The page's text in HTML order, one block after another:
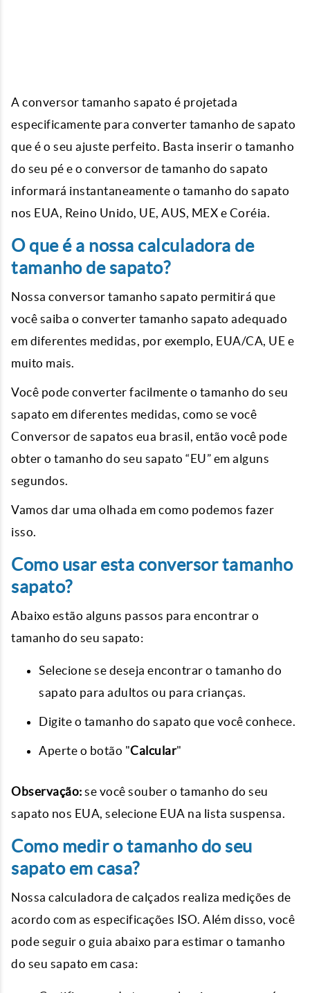
A conversor tamanho sapato é projetada
especificamente para converter tamanho de sapato
que é o seu ajuste perfeito. Basta inserir o tamanho
do seu pé e o conversor de tamanho do sapato
informará instantaneamente o tamanho do sapato
nos EUA, Reino Unido, UE, AUS, MEX e Coréia.
O que é a nossa calculadora de
tamanho de sapato?
Nossa conversor tamanho sapato permitirá que
você saiba o converter tamanho sapato adequado
em diferentes medidas, por exemplo, EUA/CA, UE e
muito mais.
Você pode converter facilmente o tamanho do seu
sapato em diferentes medidas, como se você
Conversor de sapatos eua brasil, então você pode
obter o tamanho do seu sapato “EU” em alguns
segundos.
Vamos dar uma olhada em como podemos fazer
isso.
Como usar esta conversor tamanho
sapato?
Abaixo estão alguns passos para encontrar o
tamanho do seu sapato:
Selecione se deseja encontrar o tamanho do
sapato para adultos ou para crianças.
Digite o tamanho do sapato que você conhece.
Aperte o botão "Calcular"
Observação: se você souber o tamanho do seu
sapato nos EUA, selecione EUA na lista suspensa.
Como medir o tamanho do seu
sapato em casa?
Nossa calculadora de calçados realiza medições de
acordo com as especificações ISO. Além disso, você
pode seguir o guia abaixo para estimar o tamanho
do seu sapato em casa: